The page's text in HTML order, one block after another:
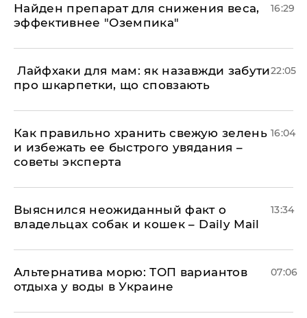
Найден препарат для снижения веса,
эффективнее "Оземпика"
16:29
​ Лайфхаки для мам: як назавжди забути
про шкарпетки, що сповзають
22:05
Как правильно хранить свежую зелень
и избежать ее быстрого увядания –
советы эксперта
16:04
Выяснился неожиданный факт о
владельцах собак и кошек – Daily Mail
13:34
Альтернатива морю: ТОП вариантов
отдыха у воды в Украине
07:06